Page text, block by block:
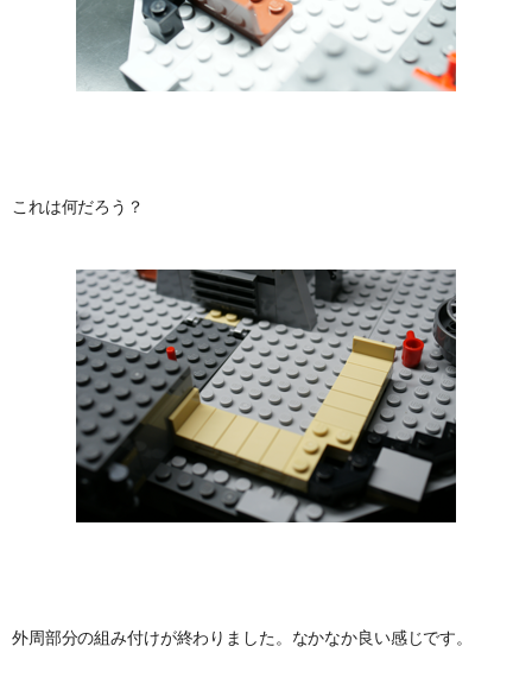
これは何だろう？
外周部分の組み付けが終わりました。なかなか良い感じです。